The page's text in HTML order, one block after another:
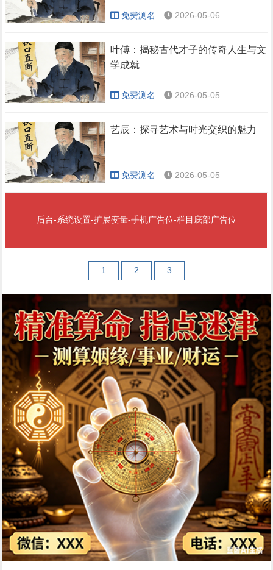
免费测名 2026-05-06
叶傅：揭秘古代才子的传奇人生与文
学成就
免费测名 2026-05-05
艺辰：探寻艺术与时光交织的魅力
免费测名 2026-05-05
后台-系统设置-扩展变量-手机广告位-栏目底部广告位
1 2 3